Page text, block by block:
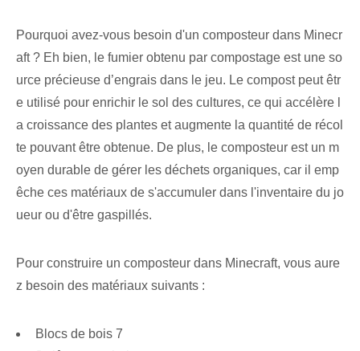
Pourquoi avez-vous besoin d'un composteur dans Minecr
aft ? Eh bien, le fumier obtenu par compostage est une so
urce précieuse d’engrais dans le jeu. Le compost peut êtr
e utilisé pour enrichir le sol des cultures, ce qui accélère l
a croissance des plantes et augmente la quantité de récol
te pouvant être obtenue. De plus, le composteur est un m
oyen durable de gérer les déchets organiques, car il emp
êche ces matériaux de s'accumuler dans l'inventaire du jo
ueur ou d'être gaspillés.
Pour construire un composteur dans Minecraft, vous aure
z besoin des matériaux suivants :
Blocs de bois 7